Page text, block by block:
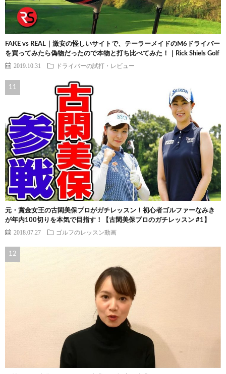
FAKE vs REAL｜激安の怪しいサイトで、テーラーメイドのM6ドライバー
を買ってみたら偽物だったので本物と打ち比べてみた！｜Rick Shiels Golf
2019.10.31 ドライバーの試打・レビュー
元・賞金女王の古閑美保プロがガチレッスン！初心者ゴルファーなみき
が年内100切りを本気で目指す！【古閑美保プロのガチレッスン #1】
2018.07.27 ゴルフのレッスン動画